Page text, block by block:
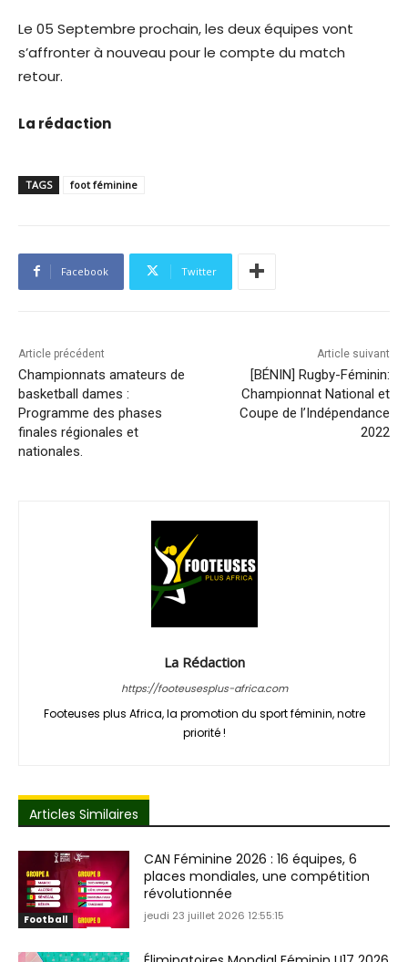
Le 05 Septembre prochain, les deux équipes vont
s’affronter à nouveau pour le compte du match
retour.
La rédaction
TAGS foot féminine
Facebook Twitter
Article précédent
Championnats amateurs de
basketball dames :
Programme des phases
finales régionales et
nationales.
Article suivant
[BÉNIN] Rugby-Féminin:
Championnat National et
Coupe de l’Indépendance
2022
La Rédaction
https://footeusesplus-africa.com
Footeuses plus Africa, la promotion du sport féminin, notre
priorité !
Articles Similaires
Football
CAN Féminine 2026 : 16 équipes, 6
places mondiales, une compétition
révolutionnée
jeudi 23 juillet 2026 12:55:15